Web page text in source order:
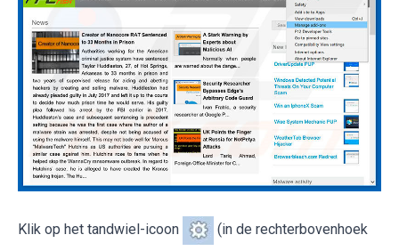
Klik op het tandwiel-icoon (in de rechterbovenhoek